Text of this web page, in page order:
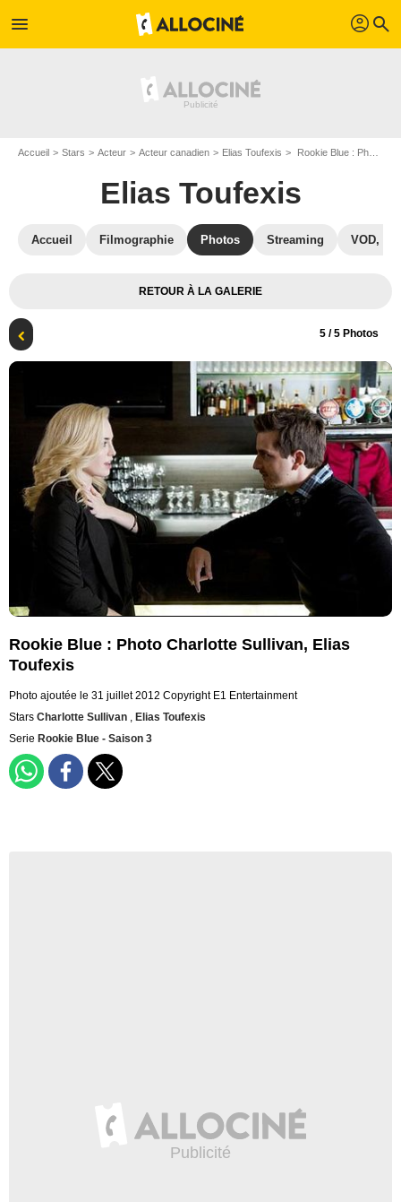
menu profil search
Accueil Stars Acteur Acteur canadien Elias Toufexis Rookie Blue : Photo Charlotte Sullivan, Elias Toufexis
Elias Toufexis
Accueil Filmographie Photos Streaming VOD,
RETOUR À LA GALERIE
5 / 5 Photos
Rookie Blue : Photo Charlotte Sullivan, Elias
Toufexis
Photo ajoutée le 31 juillet 2012 Copyright E1 Entertainment
Stars Charlotte Sullivan , Elias Toufexis
Serie Rookie Blue - Saison 3